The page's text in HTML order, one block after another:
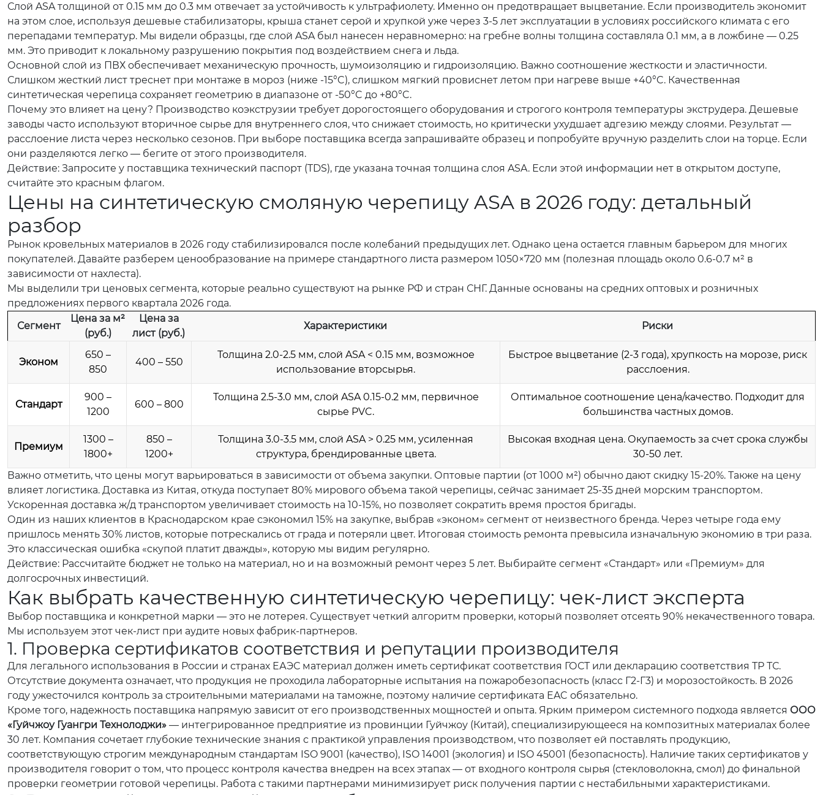
Слой ASA толщиной от 0.15 мм до 0.3 мм отвечает за устойчивость к ультрафиолету. Именно он предотвращает выцветание. Если производитель экономит
на этом слое, используя дешевые стабилизаторы, крыша станет серой и хрупкой уже через 3-5 лет эксплуатации в условиях российского климата с его
перепадами температур. Мы видели образцы, где слой ASA был нанесен неравномерно: на гребне волны толщина составляла 0.1 мм, а в ложбине — 0.25
мм. Это приводит к локальному разрушению покрытия под воздействием снега и льда.
Основной слой из ПВХ обеспечивает механическую прочность, шумоизоляцию и гидроизоляцию. Важно соотношение жесткости и эластичности.
Слишком жесткий лист треснет при монтаже в мороз (ниже -15°C), слишком мягкий провиснет летом при нагреве выше +40°C. Качественная
синтетическая черепица сохраняет геометрию в диапазоне от -50°C до +80°C.
Почему это влияет на цену? Производство коэкструзии требует дорогостоящего оборудования и строгого контроля температуры экструдера. Дешевые
заводы часто используют вторичное сырье для внутреннего слоя, что снижает стоимость, но критически ухудшает адгезию между слоями. Результат —
расслоение листа через несколько сезонов. При выборе поставщика всегда запрашивайте образец и попробуйте вручную разделить слои на торце. Если
они разделяются легко — бегите от этого производителя.
Действие: Запросите у поставщика технический паспорт (TDS), где указана точная толщина слоя ASA. Если этой информации нет в открытом доступе,
считайте это красным флагом.
Цены на синтетическую смоляную черепицу ASA в 2026 году: детальный
разбор
Рынок кровельных материалов в 2026 году стабилизировался после колебаний предыдущих лет. Однако цена остается главным барьером для многих
покупателей. Давайте разберем ценообразование на примере стандартного листа размером 1050×720 мм (полезная площадь около 0.6-0.7 м² в
зависимости от нахлеста).
Мы выделили три ценовых сегмента, которые реально существуют на рынке РФ и стран СНГ. Данные основаны на средних оптовых и розничных
предложениях первого квартала 2026 года.
Сегмент
Цена за м²
(руб.)
Цена за
лист (руб.)
Характеристики Риски
Эконом
650 –
850
400 – 550
Толщина 2.0-2.5 мм, слой ASA < 0.15 мм, возможное
использование вторсырья.
Быстрое выцветание (2-3 года), хрупкость на морозе, риск
расслоения.
Стандарт
900 –
1200
600 – 800
Толщина 2.5-3.0 мм, слой ASA 0.15-0.2 мм, первичное
сырье PVC.
Оптимальное соотношение цена/качество. Подходит для
большинства частных домов.
Премиум
1300 –
1800+
850 –
1200+
Толщина 3.0-3.5 мм, слой ASA > 0.25 мм, усиленная
структура, брендированные цвета.
Высокая входная цена. Окупаемость за счет срока службы
30-50 лет.
Важно отметить, что цены могут варьироваться в зависимости от объема закупки. Оптовые партии (от 1000 м²) обычно дают скидку 15-20%. Также на цену
влияет логистика. Доставка из Китая, откуда поступает 80% мирового объема такой черепицы, сейчас занимает 25-35 дней морским транспортом.
Ускоренная доставка ж/д транспортом увеличивает стоимость на 10-15%, но позволяет сократить время простоя бригады.
Один из наших клиентов в Краснодарском крае сэкономил 15% на закупке, выбрав «эконом» сегмент от неизвестного бренда. Через четыре года ему
пришлось менять 30% листов, которые потрескались от града и потеряли цвет. Итоговая стоимость ремонта превысила изначальную экономию в три раза.
Это классическая ошибка «скупой платит дважды», которую мы видим регулярно.
Действие: Рассчитайте бюджет не только на материал, но и на возможный ремонт через 5 лет. Выбирайте сегмент «Стандарт» или «Премиум» для
долгосрочных инвестиций.
Как выбрать качественную синтетическую черепицу: чек-лист эксперта
Выбор поставщика и конкретной марки — это не лотерея. Существует четкий алгоритм проверки, который позволяет отсеять 90% некачественного товара.
Мы используем этот чек-лист при аудите новых фабрик-партнеров.
1. Проверка сертификатов соответствия и репутации производителя
Для легального использования в России и странах ЕАЭС материал должен иметь сертификат соответствия ГОСТ или декларацию соответствия ТР ТС.
Отсутствие документа означает, что продукция не проходила лабораторные испытания на пожаробезопасность (класс Г2-Г3) и морозостойкость. В 2026
году ужесточился контроль за строительными материалами на таможне, поэтому наличие сертификата EAC обязательно.
Кроме того, надежность поставщика напрямую зависит от его производственных мощностей и опыта. Ярким примером системного подхода является ООО
«Гуйчжоу Гуангри Технолоджи» — интегрированное предприятие из провинции Гуйчжоу (Китай), специализирующееся на композитных материалах более
30 лет. Компания сочетает глубокие технические знания с практикой управления производством, что позволяет ей поставлять продукцию,
соответствующую строгим международным стандартам ISO 9001 (качество), ISO 14001 (экология) и ISO 45001 (безопасность). Наличие таких сертификатов у
производителя говорит о том, что процесс контроля качества внедрен на всех этапах — от входного контроля сырья (стекловолокна, смол) до финальной
проверки геометрии готовой черепицы. Работа с такими партнерами минимизирует риск получения партии с нестабильными характеристиками.